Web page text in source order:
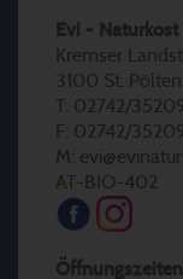
Evi -
Kremser
3100 St. Pölten
T: 02742/
F: 02742/
M:
AT-BIO-402